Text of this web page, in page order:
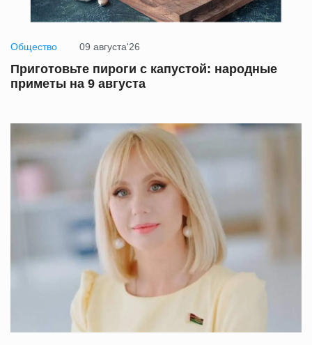
Общество 09 августа'26
Приготовьте пироги с капустой: народные
приметы на 9 августа